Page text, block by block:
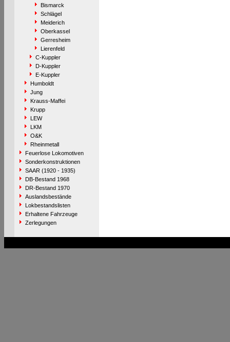
Bismarck
Schlägel
Meiderich
Oberkassel
Gerresheim
Lierenfeld
C-Kuppler
D-Kuppler
E-Kuppler
Humboldt
Jung
Krauss-Maffei
Krupp
LEW
LKM
O&K
Rheinmetall
Feuerlose Lokomotiven
Sonderkonstruktionen
SAAR (1920 - 1935)
DB-Bestand 1968
DR-Bestand 1970
Auslandsbestände
Lokbestandslisten
Erhaltene Fahrzeuge
Zerlegungen